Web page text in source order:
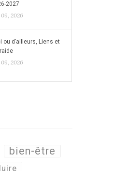
2027
2026
ou d’ailleurs, Liens et
2026
bien-être